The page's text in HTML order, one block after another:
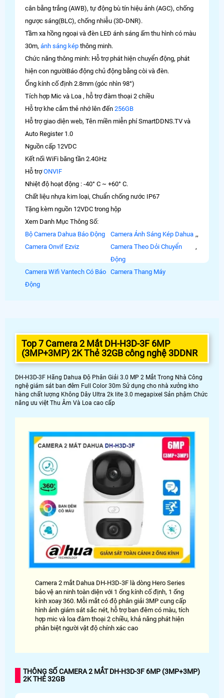
cân bằng trắng (AWB), tự động bù tín hiệu ảnh (AGC), chống
ngược sáng(BLC), chống nhiễu (3D-DNR).
Tầm xa hồng ngoại và đèn LED ánh sáng ấm thu hình có màu
30m, ánh sáng kép thông minh.
Chức năng thông minh: Hỗ trợ phát hiện chuyển động, phát
hiện con ngườiBáo động chủ động bằng còi và đèn.
Ống kính cố định 2.8mm (góc nhìn 98°)
Tích hợp Mic và Loa , hỗ trợ đàm thoại 2 chiều
Hỗ trợ khe cắm thẻ nhớ lên đến 256GB
Hỗ trợ giao diện web, Tên miền miễn phí SmartDDNS.TV và
Auto Register 1.0
Nguồn cấp 12VDC
Kết nối WiFi băng tần 2.4GHz
Hỗ trợONVIF
Nhiệt độ hoạt động : -40° C ~ +60° C.
Chất liệu nhựa kim loại, Chuẩn chống nước IP67
Tặng kèm nguồn 12VDC trong hộp
Xem Danh Mục Thông Số:
Bộ Camera Dahua Báo Động
,
Camera Ánh Sáng Kép Dahua ,
Camera Onvif Ezviz
,
Camera Theo Dỏi Chuyển
Động
Camera Wifi Vantech Có Báo
Động
Camera Thang Máy
Top 7 Camera 2 Mắt DH-H3D-3F 6MP
(3MP+3MP) 2K Thẻ 32GB công nghệ 3DDNR
DH-H3D-3F Hãng Dahua Độ Phân Giải 3.0 MP 2 Mắt Trong Nhà Công
nghệ giám sát ban đêm Full Color 30m Sử dụng cho nhà xưởng kho
hàng chất lượng Không Dây Ultra 2k lite 3.0 megapixel Sản phậm Chức
năng ưu việt Thu Âm Và Loa cao cấp
Camera 2 mắt Dahua DH-H3D-3F là dòng Hero Series
bảo vệ an ninh toàn diện với 1 ống kính cố định, 1 ống
kính xoay 360. Mỗi mắt có độ phân giải 3MP cung cấp
hình ảnh giám sát sắc nét, hỗ trợ ban đêm có màu, tích
hợp mic và loa đàm thoại 2 chiều, khả năng phát hiện
phân biệt người vật độ chính xác cao
THÔNG SỐ CAMERA 2 MẮT DH-H3D-3F 6MP (3MP+3MP)
2K THẺ 32GB